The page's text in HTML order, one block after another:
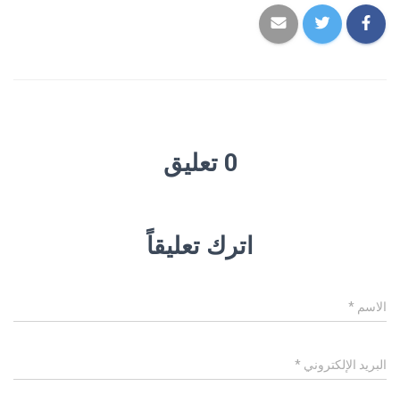
0 تعليق
اترك تعليقاً
الاسم *
البريد الإلكتروني *